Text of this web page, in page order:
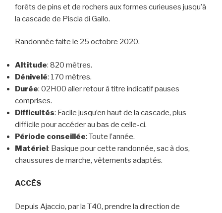
forêts de pins et de rochers aux formes curieuses jusqu’à
la cascade de Piscia di Gallo.
Randonnée faite le 25 octobre 2020.
Altitude: 820 mètres.
Dénivelé: 170 mètres.
Durée: 02H00 aller retour à titre indicatif pauses
comprises.
Difficultés: Facile jusqu’en haut de la cascade, plus
difficile pour accéder au bas de celle-ci.
Période conseillée: Toute l’année.
Matériel: Basique pour cette randonnée, sac à dos,
chaussures de marche, vêtements adaptés.
ACCÈS
Depuis Ajaccio, par la T40, prendre la direction de